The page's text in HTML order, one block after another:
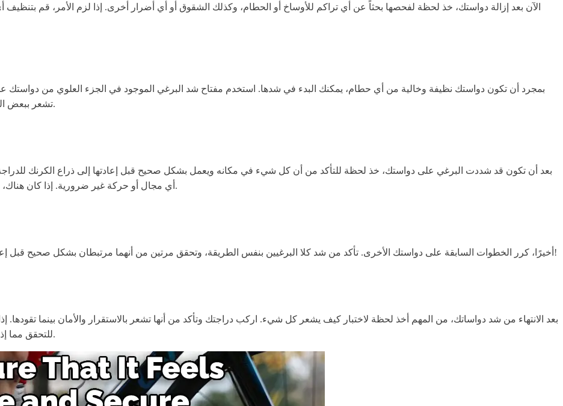
الآن بعد إزالة دواستك، خذ لحظة لفحصها بحثاً عن أي تراكم للأوساخ أو الحطام، وكذلك الشقوق أو أي أضرار أخرى. إذا لزم الأمر، قم
بمجرد أن تكون دواستك نظيفة وخالية من أي حطام، يمكنك البدء في شدها. استخدم مفتاح شد البرغي الموجود في الجزء العلوي من
تشعر ببعض المقاومة، لكن لا تفرط في الشد أو قد تتسبب في إتلاف الدواسة.
بعد أن تكون قد شددت البرغي على دواستك، خذ لحظة للتأكد من أن كل شيء في مكانه ويعمل بشكل صحيح قبل إعادتها إلى ذراع الكرنك
أي مجال أو حركة غير ضرورية. إذا كان هناك، قم بشد البرغي مرة أخرى حتى تشعر أن كل شيء محكم وآمن.
أخيرًا، كرر الخطوات السابقة على دواستك الأخرى. تأكد من شد كلا البرغيين بنفس الطريقة، وتحقق مرتين من أنهما مرتبطان بشكل صحيح قبل إعادة وضعهما على ذراعي الكرنك للدراجة. إنه الآن جاهز للركوب!
بعد الانتهاء من شد دواساتك، من المهم أخذ لحظة لاختبار كيف يشعر كل شيء. اركب دراجتك وتأكد من أنها تشعر بالاستقرار والأمان بينما تقودها.
للتحقق مما إذا كان قد تم إغفال أي شيء أو ضرورة إجراء مزيد من التعديلات.